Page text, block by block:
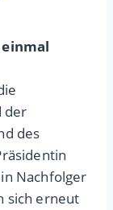
der
des
Nachfolger
sich erneut